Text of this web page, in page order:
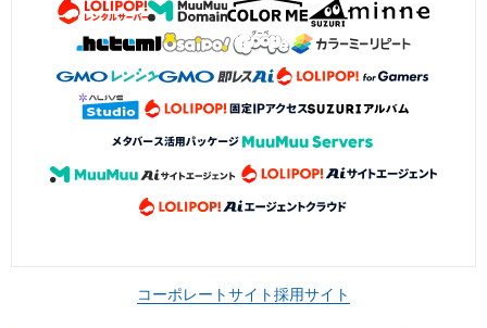
コーポレートサイト採用サイト